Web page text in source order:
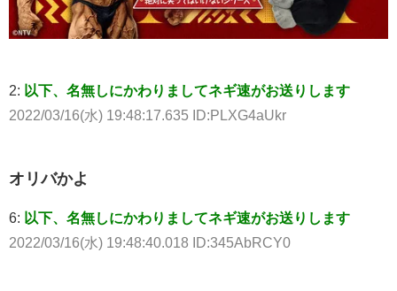
2: 以下、名無しにかわりましてネギ速がお送りします
2022/03/16(水) 19:48:17.635 ID:PLXG4aUkr
オリバかよ
6: 以下、名無しにかわりましてネギ速がお送りします
2022/03/16(水) 19:48:40.018 ID:345AbRCY0